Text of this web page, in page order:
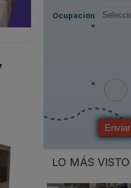
Ocupación
*
*
Enviar
LO MÁS VISTO